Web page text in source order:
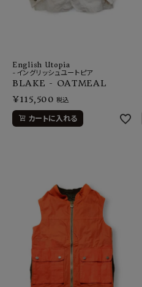
English Utopia
-イングリッシュユートピア
BLAKE - OATMEAL
¥115,500 税込
カートに入れる